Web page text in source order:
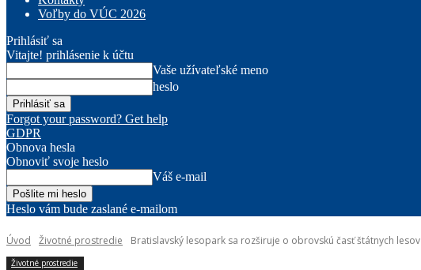
Voľby do VÚC 2026
Prihlásiť sa
Vitajte! prihlásenie k účtu
Vaše užívateľské meno
heslo
Forgot your password? Get help
GDPR
Obnova hesla
Obnoviť svoje heslo
Váš e-mail
Heslo vám bude zaslané e-mailom
Úvod Životné prostredie Bratislavský lesopark sa rozširuje o obrovskú časť štátnych lesov
Životné prostredie